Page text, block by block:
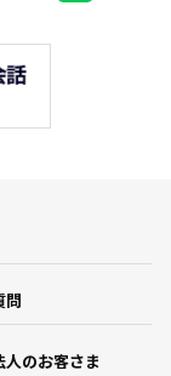
問
のお客さま